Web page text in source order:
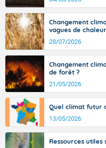
Changement
vagues de
28/07/2026
Changement
de forêt ?
21/05/2026
Quel climat futur
13/05/2026
Ressources